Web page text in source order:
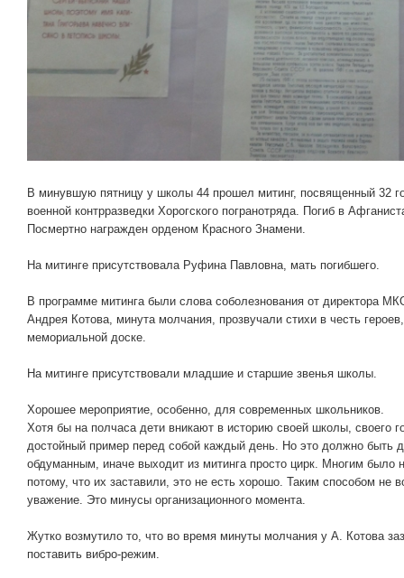
В минувшую пятницу у школы 44 прошел митинг, посвященный 32
военной контрразведки Хорогского погранотряда. Погиб в
Посмертно награжден орденом Красного Знамени.
На митинге присутствовала Руфина Павловна, мать погибшего.
В программе митинга были слова соболезнования от директора
Андрея Котова, минута молчания, прозвучали стихи в честь
мемориальной доске.
На митинге присутствовали младшие и старшие звенья школы.
Хорошее мероприятие, особенно, для современных школьников.
Хотя бы на полчаса дети вникают в историю своей школы, своего
достойный пример перед собой каждый день. Но это должно быть
обдуманным, иначе выходит из митинга просто цирк. Многим было
потому, что их заставили, это не есть хорошо. Таким способом не
уважение. Это минусы организационного момента.
Жутко возмутило то, что во время минуты молчания у А. Котова
поставить вибро-режим.